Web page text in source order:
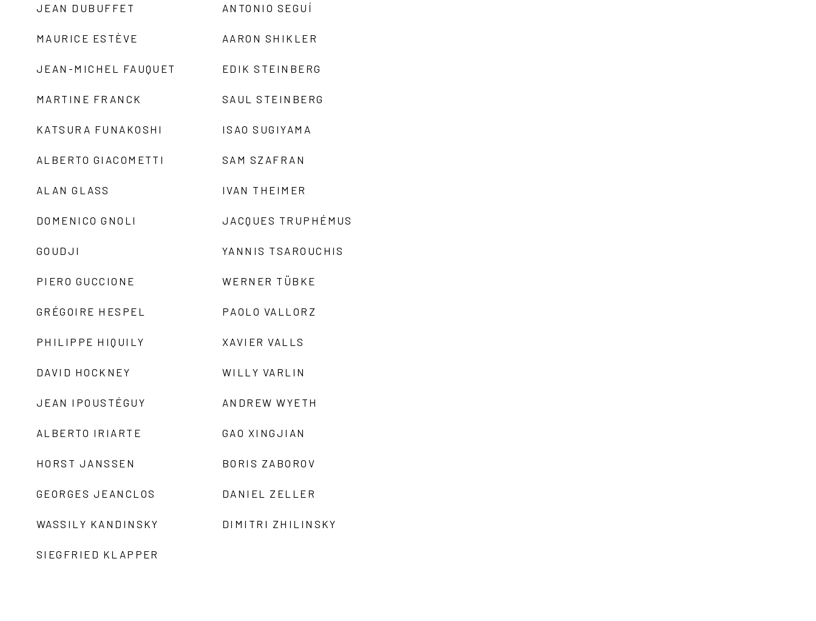
JEAN DUBUFFET
MAURICE ESTÈVE
JEAN-MICHEL FAUQUET
MARTINE FRANCK
KATSURA FUNAKOSHI
ALBERTO GIACOMETTI
ALAN GLASS
DOMENICO GNOLI
GOUDJI
PIERO GUCCIONE
GRÉGOIRE HESPEL
PHILIPPE HIQUILY
DAVID HOCKNEY
JEAN IPOUSTÉGUY
ALBERTO IRIARTE
HORST JANSSEN
GEORGES JEANCLOS
WASSILY KANDINSKY
SIEGFRIED KLAPPER
ANTONIO SEGUÍ
AARON SHIKLER
EDIK STEINBERG
SAUL STEINBERG
ISAO SUGIYAMA
SAM SZAFRAN
IVAN THEIMER
JACQUES TRUPHÉMUS
YANNIS TSAROUCHIS
WERNER TÜBKE
PAOLO VALLORZ
XAVIER VALLS
WILLY VARLIN
ANDREW WYETH
GAO XINGJIAN
BORIS ZABOROV
DANIEL ZELLER
DIMITRI ZHILINSKY